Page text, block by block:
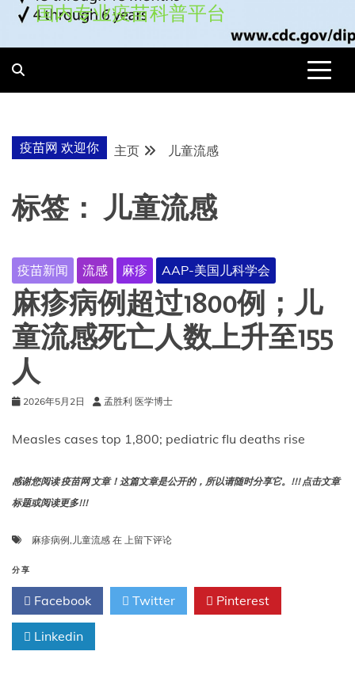
国内专业疫苗科普平台
疫苗网 欢迎你 主页 儿童流感
标签： 儿童流感
疫苗新闻 流感 麻疹 AAP-美国儿科学会
麻疹病例超过1800例；儿
童流感死亡人数上升至155
人
2026年5月2日 孟胜利 医学博士
Measles cases top 1,800; pediatric flu deaths rise
感谢您阅读 疫苗网 文章！这篇文章是公开的，所以请随时分享它。!!! 点击文章
标题或阅读更多!!!
麻疹病例, 儿童流感 在 麻
例
超
过
上留下评论
分享
Facebook Twitter Pinterest
Linkedin